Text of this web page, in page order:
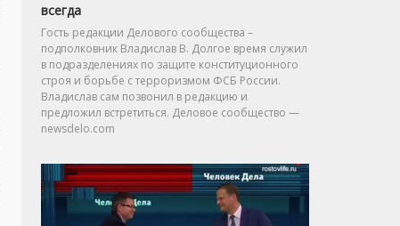
всегда
Гость редакции Делового сообщества –
подполковник Владислав В. Долгое время служил
в подразделениях по защите конституционного
строя и борьбе с терроризмом ФСБ России.
Владислав сам позвонил в редакцию и
предложил встретиться. Деловое сообщество —
newsdelo.com